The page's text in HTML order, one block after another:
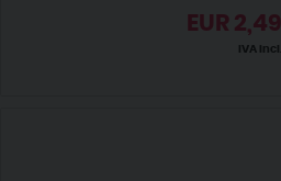
EUR 2,49
IVA incl.